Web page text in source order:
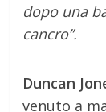
dopo una
cancro”.
Duncan
venuto a